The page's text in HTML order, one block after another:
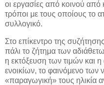
οι εργασίες από κοινού από
τρόποι με τους οποίους το
συλλογικό.
Στο επίκεντρο της
πάλι το ζήτημα των
η εκτόξευση των τιμών και
ενοικίων, το φαινόμενο
«παραγωγική» τους ηλικία